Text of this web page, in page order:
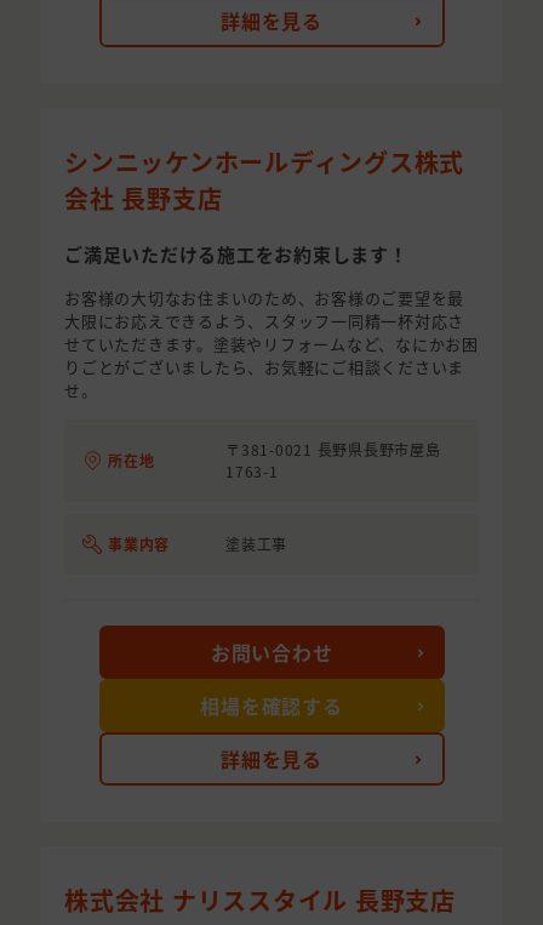
詳細を見る
シンニッケンホールディングス株式
会社 長野支店
ご満足いただける施工をお約束します！
お客様の大切なお住まいのため、お客様のご要望を最
大限にお応えできるよう、スタッフ一同精一杯対応さ
せていただきます。塗装やリフォームなど、なにかお困
りごとがございましたら、お気軽にご相談くださいま
せ。
所在地
〒381-0021 長野県長野市屋島
1763-1
事業内容 塗装工事
詳細を見る
お問い合わせ
相場を確認する
株式会社 ナリススタイル 長野支店